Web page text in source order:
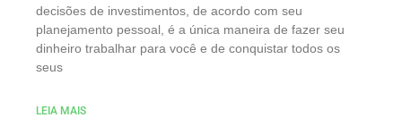
decisões de investimentos, de acordo com seu
planejamento pessoal, é a única maneira de fazer seu
dinheiro trabalhar para você e de conquistar todos os
seus
LEIA MAIS